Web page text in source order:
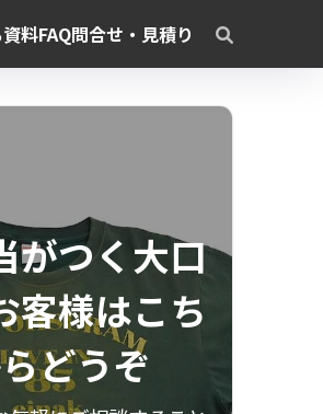
料FAQ問合せ・見積り
がつく大口
客様はこち
どうぞ